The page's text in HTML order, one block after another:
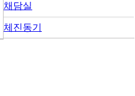
채담실
체진동기